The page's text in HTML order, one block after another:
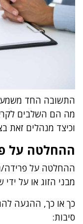
התשובה החד
מה הם השלבים
וכיצד מנהלים זאת
ההחלטה על
ההחלטה על פרידה/
מבני הזוג או על ידי
כך או כך, ההגעה
סיבות: